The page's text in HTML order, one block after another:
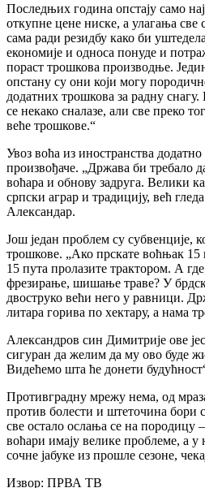
Последњих година опстају само
откупне цене ниске, а улагања
сама ради резидбу како би
економије и односа понуде и
пораст трошкова производње.
опстану су они који могу
додатних трошкова за радну снагу.
се некако сналазе, али све преко
веће трошкове.“
Увоз воћа из иностранства
произвођаче. „Држава би требало
воћара и обнову задруга. Велики
српски аграр и традицију, већ
Александар.
Још један проблем су субвенције,
трошкове. „Ако прскате воћњак
15 пута пролазите трактором. А
фрезирање, шишање траве? У
двоструко већи него у равници.
литара горива по хектару, а нама
Александров син Димитрије ове
сигуран да желим да му ово буде
Видећемо шта ће донети
Противградну мрежу нема, од
против болести и штеточина бори
све остало ослања се на породицу
воћари имају велике проблеме, а у
сочне јабуке из прошле сезоне,
Извор: ПРВА ТВ